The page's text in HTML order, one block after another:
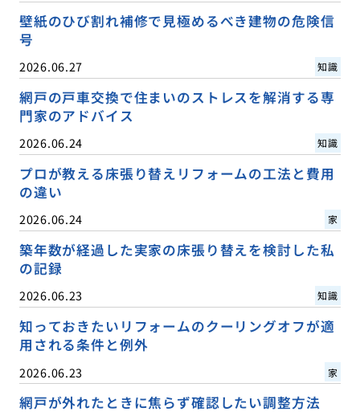
壁紙のひび割れ補修で見極めるべき建物の危険信
号
2026.06.27 知識
網戸の戸車交換で住まいのストレスを解消する専
門家のアドバイス
2026.06.24 知識
プロが教える床張り替えリフォームの工法と費用
の違い
2026.06.24 家
築年数が経過した実家の床張り替えを検討した私
の記録
2026.06.23 知識
知っておきたいリフォームのクーリングオフが適
用される条件と例外
2026.06.23 家
網戸が外れたときに焦らず確認したい調整方法